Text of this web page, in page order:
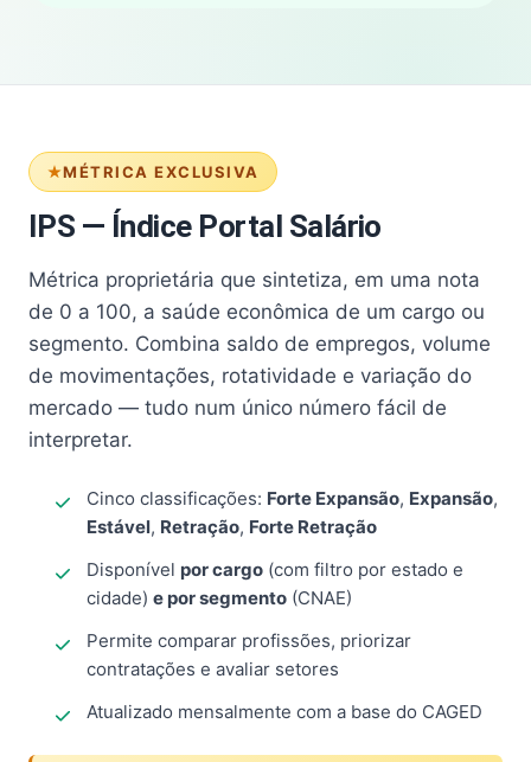
MÉTRICA EXCLUSIVA
IPS — Índice Portal Salário
Métrica proprietária que sintetiza, em uma nota
de 0 a 100, a saúde econômica de um cargo ou
segmento. Combina saldo de empregos, volume
de movimentações, rotatividade e variação do
mercado — tudo num único número fácil de
interpretar.
Cinco classificações: Forte Expansão, Expansão,
Estável, Retração, Forte Retração
Disponível por cargo (com filtro por estado e
cidade) e por segmento (CNAE)
Permite comparar profissões, priorizar
contratações e avaliar setores
Atualizado mensalmente com a base do CAGED